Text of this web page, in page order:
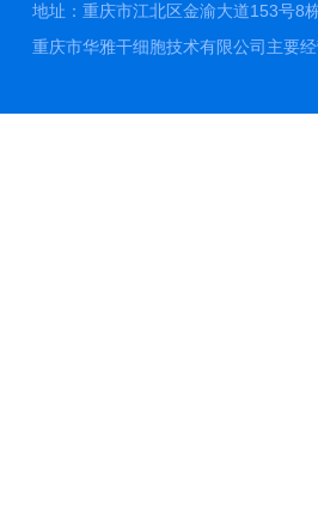
地址：重庆市江北区金渝大道153号8
重庆市华雅干细胞技术有限公司主要